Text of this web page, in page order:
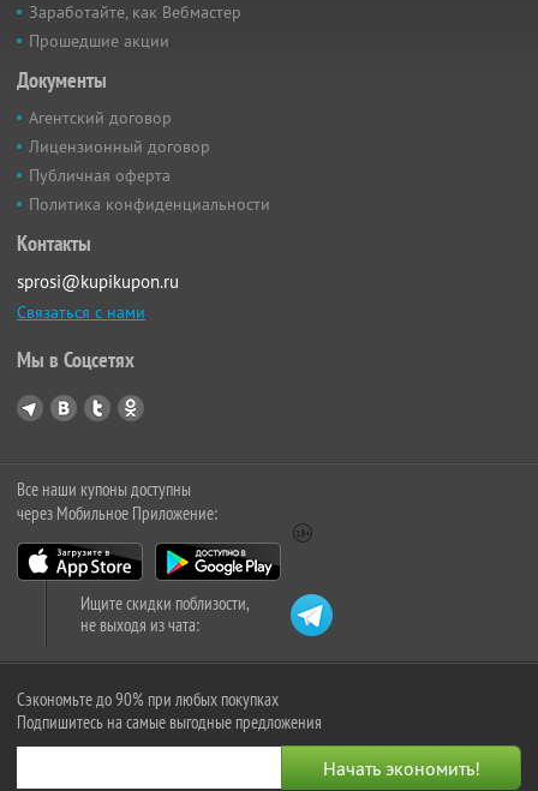
Заработайте, как Вебмастер
Прошедшие акции
Документы
Агентский договор
Лицензионный договор
Публичная оферта
Политика конфиденциальности
Контакты
sprosi@kupikupon.ru
Связаться с нами
Мы в Соцсетях
Все наши купоны доступны
через Мобильное Приложение:
Ищите скидки поблизости,
не выходя из чата:
Сэкономьте до 90% при любых покупках
Подпишитесь на самые выгодные предложения